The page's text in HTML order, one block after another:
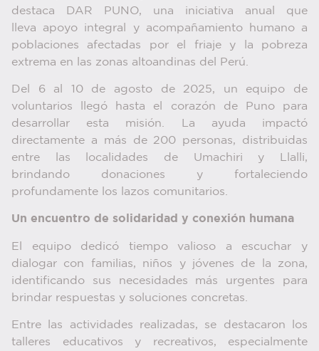
destaca DAR PUNO, una iniciativa anual que
lleva apoyo integral y acompañamiento humano a
poblaciones afectadas por el friaje y la pobreza
extrema en las zonas altoandinas del Perú.
Del 6 al 10 de agosto de 2025, un equipo de
voluntarios llegó hasta el corazón de Puno para
desarrollar esta misión. La ayuda impactó
directamente a más de 200 personas, distribuidas
entre las localidades de Umachiri y Llalli,
brindando donaciones y fortaleciendo
profundamente los lazos comunitarios.
Un encuentro de solidaridad y conexión humana
El equipo dedicó tiempo valioso a escuchar y
dialogar con familias, niños y jóvenes de la zona,
identificando sus necesidades más urgentes para
brindar respuestas y soluciones concretas.
Entre las actividades realizadas, se destacaron los
talleres educativos y recreativos, especialmente